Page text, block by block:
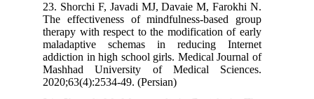
23. Shorchi F, Javadi MJ, Davaie M,
The effectiveness of mindfulness-
therapy with respect to the
maladaptive schemas in reducing
addiction in high school girls. Medical
Mashhad University of Medical
2020;63(4):2534-49. (Persian)